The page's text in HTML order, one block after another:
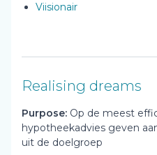
Viisionair
Realising dreams
Purpose: Op de meest
hypotheekadvies geven
uit de doelgroep